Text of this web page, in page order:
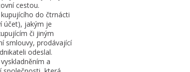
cestou.
do čtrnácti
účet), jakým je
či jiným
smlouvy, prodávající
odeslal.
a